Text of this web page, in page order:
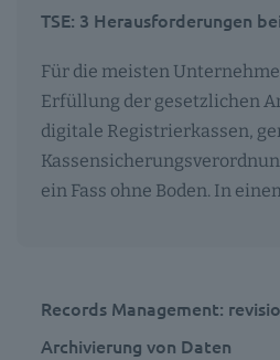
TSE: 3 Herausforderungen
Für die meisten
Erfüllung der gesetzlichen
digitale Registrierkassen,
ein Fass ohne Boden. In
Records Management:
Archivierung von Daten